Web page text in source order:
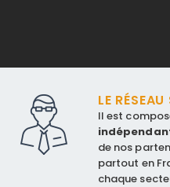
LE
Il est
de nos
partout en
chaque